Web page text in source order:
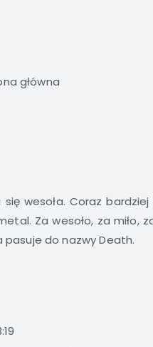
główna
wesoła. Coraz
Za wesoło, za miło,
do nazwy Death.